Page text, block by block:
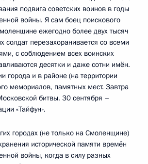
подвига советских воинов в годы
войны. Я сам боец поискового
ежегодно более двух тысяч
солдат перезахоранивается со всеми
с соблюдением всех воинских
десятки и даже сотни имён.
города и в районе (на территории
мемориалов, памятных мест. Завтра
битвы. 30 сентября –
«Тайфун».
городах (не только на Смоленщине)
исторической памяти времён
войны, когда в силу разных